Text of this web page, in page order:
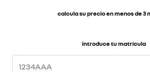
calcula su precio en menos de 3
introduce tu matrícula